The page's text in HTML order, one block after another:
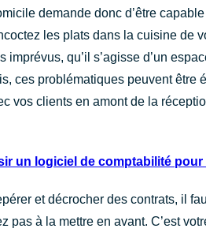
demande donc d’être
les plats dans la cuisine de
imprévus, qu’il s’agisse d’un
ces problématiques peuvent
vos clients en amont de la
un logiciel de comptabilité
et décrocher des contrats, il
pas à la mettre en avant. C’est